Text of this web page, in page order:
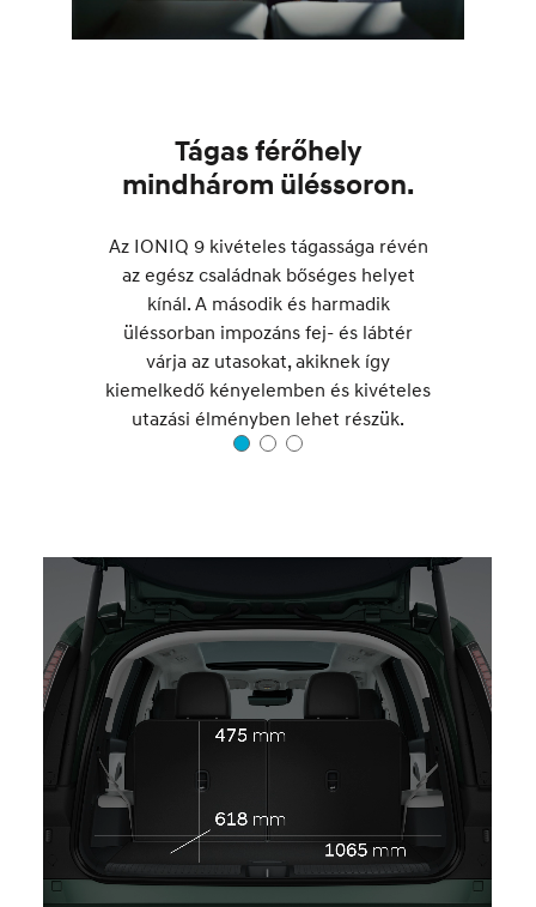
Tágas férőhely
mindhárom üléssoron.
Az IONIQ 9 kivételes tágassága révén
az egész családnak bőséges helyet
kínál. A második és harmadik
üléssorban impozáns fej- és lábtér
várja az utasokat, akiknek így
kiemelkedő kényelemben és kivételes
utazási élményben lehet részük.